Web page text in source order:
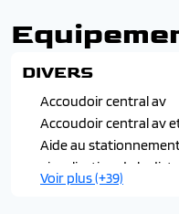
DIVERS
Accoudoir central av
Accoudoir central av
Aide au
visualisation de la
Airbags frontaux av
Voir plus (+39)